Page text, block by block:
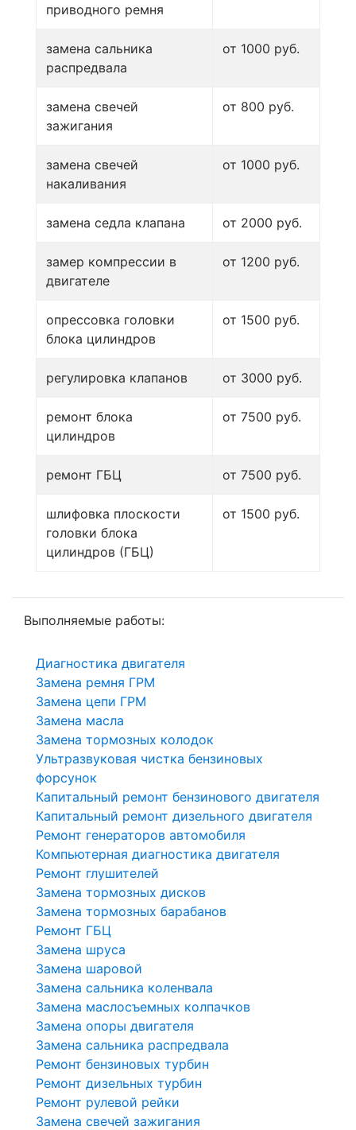
приводного ремня
замена сальника
распредвала
от 1000 руб.
замена свечей
зажигания
от 800 руб.
замена свечей
накаливания
от 1000 руб.
замена седла клапана от 2000 руб.
замер компрессии в
двигателе
от 1200 руб.
опрессовка головки
блока цилиндров
от 1500 руб.
регулировка клапанов от 3000 руб.
ремонт блока
цилиндров
от 7500 руб.
ремонт ГБЦ от 7500 руб.
шлифовка плоскости
головки блока
цилиндров (ГБЦ)
от 1500 руб.
Выполняемые работы:
Диагностика двигателя
Замена ремня ГРМ
Замена цепи ГРМ
Замена масла
Замена тормозных колодок
Ультразвуковая чистка бензиновых
форсунок
Капитальный ремонт бензинового двигателя
Капитальный ремонт дизельного двигателя
Ремонт генераторов автомобиля
Компьютерная диагностика двигателя
Ремонт глушителей
Замена тормозных дисков
Замена тормозных барабанов
Ремонт ГБЦ
Замена шруса
Замена шаровой
Замена сальника коленвала
Замена маслосъемных колпачков
Замена опоры двигателя
Замена сальника распредвала
Ремонт бензиновых турбин
Ремонт дизельных турбин
Ремонт рулевой рейки
Замена свечей зажигания